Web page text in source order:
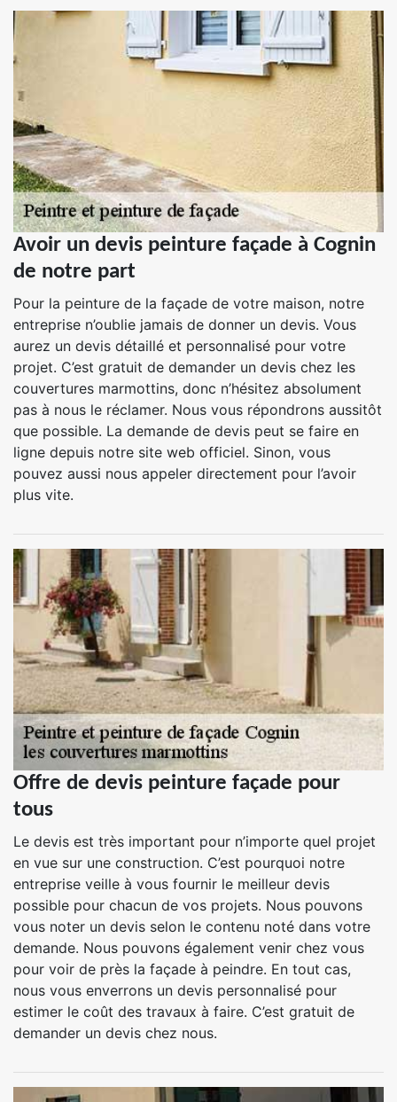
Avoir un devis peinture façade à Cognin
de notre part
Pour la peinture de la façade de votre maison, notre
entreprise n’oublie jamais de donner un devis. Vous
aurez un devis détaillé et personnalisé pour votre
projet. C’est gratuit de demander un devis chez les
couvertures marmottins, donc n’hésitez absolument
pas à nous le réclamer. Nous vous répondrons aussitôt
que possible. La demande de devis peut se faire en
ligne depuis notre site web officiel. Sinon, vous
pouvez aussi nous appeler directement pour l’avoir
plus vite.
Offre de devis peinture façade pour
tous
Le devis est très important pour n’importe quel projet
en vue sur une construction. C’est pourquoi notre
entreprise veille à vous fournir le meilleur devis
possible pour chacun de vos projets. Nous pouvons
vous noter un devis selon le contenu noté dans votre
demande. Nous pouvons également venir chez vous
pour voir de près la façade à peindre. En tout cas,
nous vous enverrons un devis personnalisé pour
estimer le coût des travaux à faire. C’est gratuit de
demander un devis chez nous.